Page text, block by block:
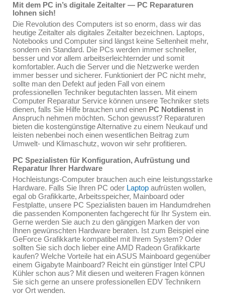
Mit dem PC in’s digitale Zeitalter — PC Reparaturen
lohnen sich!
Die Revolution des Computers ist so enorm, dass wir das
heutige Zeitalter als digitales Zeitalter bezeichnen. Laptops,
Notebooks und Computer sind längst keine Seltenheit mehr,
sondern ein Standard. Die PCs werden immer schneller,
besser und vor allem arbeitserleichternder und somit
komfortabler. Auch die Server und die Netzwerke werden
immer besser und sicherer. Funktioniert der PC nicht mehr,
sollte man den Defekt auf jeden Fall von einem
professionellen Techniker begutachten lassen. Mit einem
Computer Reparatur Service können unsere Techniker stets
dienen, falls Sie Hilfe brauchen und einen PC Notdienst in
Anspruch nehmen möchten. Schon gewusst? Reparaturen
bieten die kostengünstige Alternative zu einem Neukauf und
leisten nebenbei noch einen wesentlichen Beitrag zum
Umwelt- und Klimaschutz, wovon wir sehr profitieren.
PC Spezialisten für Konfiguration, Aufrüstung und
Reparatur Ihrer Hardware
Hochleistungs-Computer brauchen auch eine leistungsstarke
Hardware. Falls Sie Ihren PC oder Laptop aufrüsten wollen,
egal ob Grafikkarte, Arbeitsspeicher, Mainboard oder
Festplatte, unsere PC Spezialisten bauen im Handumdrehen
die passenden Komponenten fachgerecht für Ihr System ein.
Gerne werden Sie auch zu den gängigen Marken der von
Ihnen gewünschten Hardware beraten. Ist zum Beispiel eine
GeForce Grafikkarte kompatibel mit Ihrem System? Oder
sollten Sie sich doch lieber eine AMD Radeon Grafikkarte
kaufen? Welche Vorteile hat ein ASUS Mainboard gegenüber
einem Gigabyte Mainboard? Reicht ein günstiger Intel CPU
Kühler schon aus? Mit diesen und weiteren Fragen können
Sie sich gerne an unsere professionellen EDV Technikern
vor Ort wenden.